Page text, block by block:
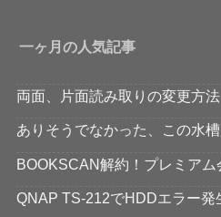
一ヶ月の人気記事
両面、片面読み取りの変更方
ありそうでなかった、この水
BOOKSCAN解約！プレミア
QNAP TS-212でHDDエラー発